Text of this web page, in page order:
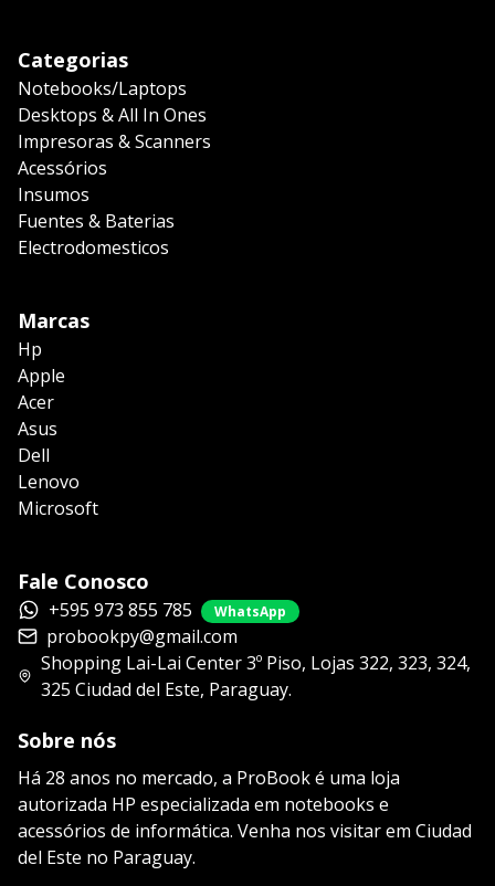
Categorias
Notebooks/Laptops
Desktops & All In Ones
Impresoras & Scanners
Acessórios
Insumos
Fuentes & Baterias
Electrodomesticos
Marcas
Hp
Apple
Acer
Asus
Dell
Lenovo
Microsoft
Fale Conosco
+595 973 855 785 WhatsApp
probookpy@gmail.com
Shopping Lai-Lai Center 3º Piso, Lojas 322, 323, 324,
325 Ciudad del Este, Paraguay.
Sobre nós
Há 28 anos no mercado, a ProBook é uma loja
autorizada HP especializada em notebooks e
acessórios de informática. Venha nos visitar em Ciudad
del Este no Paraguay.